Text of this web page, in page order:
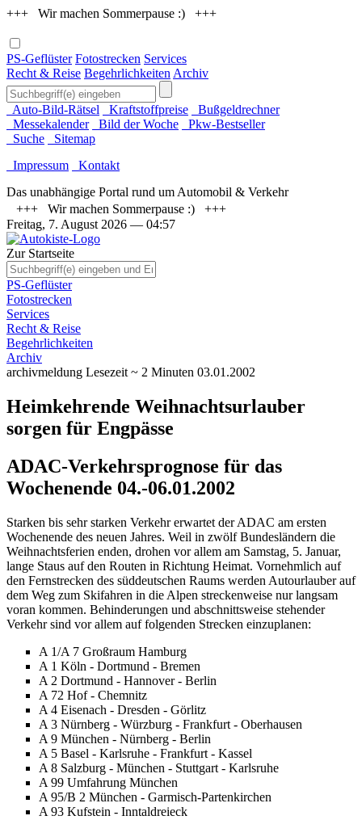
+++ Wir machen Sommerpause :) +++
PS-Geflüster Fotostrecken Services
Recht & Reise Begehrlichkeiten Archiv
Auto-Bild-Rätsel Kraftstoffpreise
Bußgeldrechner
Messekalender
Bild der Woche
Pkw-Bestseller
Suche
Sitemap
Impressum
Kontakt
Das unabhängige Portal rund um Automobil & Verkehr
+++ Wir machen Sommerpause :) +++
Freitag, 7. August 2026 — 04:57
Zur Startseite
PS-Geflüster
Fotostrecken
Services
Recht & Reise
Begehrlichkeiten
Archiv
archivmeldung Lesezeit ~ 2 Minuten 03.01.2002
Heimkehrende Weihnachtsurlauber
sorgen für Engpässe
ADAC-Verkehrsprognose für das
Wochenende 04.-06.01.2002
Starken bis sehr starken Verkehr erwartet der ADAC am ersten
Wochenende des neuen Jahres. Weil in zwölf Bundesländern die
Weihnachtsferien enden, drohen vor allem am Samstag, 5. Januar,
lange Staus auf den Routen in Richtung Heimat. Vornehmlich auf
den Fernstrecken des süddeutschen Raums werden Autourlauber auf
dem Weg zum Skifahren in die Alpen streckenweise nur langsam
voran kommen. Behinderungen und abschnittsweise stehender
Verkehr sind vor allem auf folgenden Strecken einzuplanen:
A 1/A 7 Großraum Hamburg
A 1 Köln - Dortmund - Bremen
A 2 Dortmund - Hannover - Berlin
A 72 Hof - Chemnitz
A 4 Eisenach - Dresden - Görlitz
A 3 Nürnberg - Würzburg - Frankfurt - Oberhausen
A 9 München - Nürnberg - Berlin
A 5 Basel - Karlsruhe - Frankfurt - Kassel
A 8 Salzburg - München - Stuttgart - Karlsruhe
A 99 Umfahrung München
A 95/B 2 München - Garmisch-Partenkirchen
A 93 Kufstein - Inntaldreieck